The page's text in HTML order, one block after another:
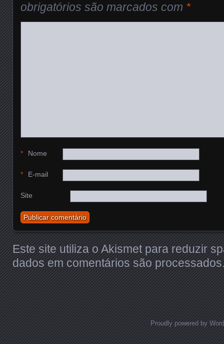
obrigatórios são marcados com *
Nome
*
E-mail
*
Site
Este site utiliza o Akismet para reduzir
dados em comentários são processados
Proudly powered by